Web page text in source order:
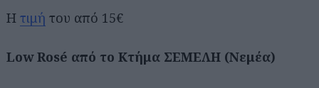
Η τιμή του από 15€
Low Rosé από το Κτήμα ΣΕΜΕΛΗ (Νεμέα)